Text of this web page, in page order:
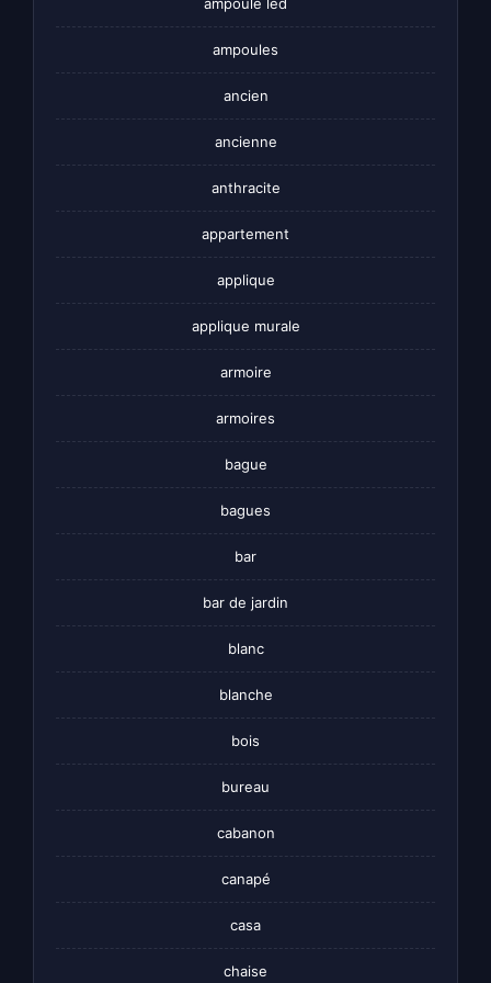
ampoules
ancien
ancienne
anthracite
appartement
applique
applique murale
armoire
armoires
bague
bagues
bar
bar de jardin
blanc
blanche
bois
bureau
cabanon
canapé
casa
chaise